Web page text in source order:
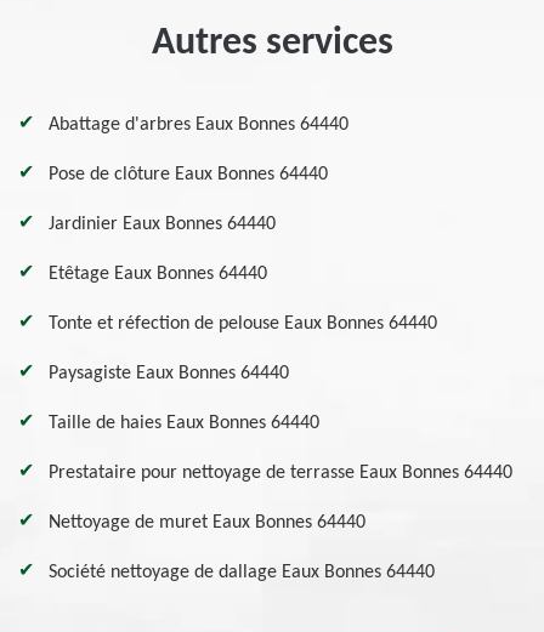
Autres services
Abattage d'arbres Eaux Bonnes 64440
Pose de clôture Eaux Bonnes 64440
Jardinier Eaux Bonnes 64440
Etêtage Eaux Bonnes 64440
Tonte et réfection de pelouse Eaux Bonnes 64440
Paysagiste Eaux Bonnes 64440
Taille de haies Eaux Bonnes 64440
Prestataire pour nettoyage de terrasse Eaux Bonnes 64440
Nettoyage de muret Eaux Bonnes 64440
Société nettoyage de dallage Eaux Bonnes 64440